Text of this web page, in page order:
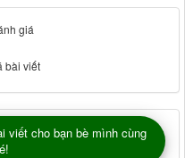
giá
bài viết
viết cho bạn bè mình cùng